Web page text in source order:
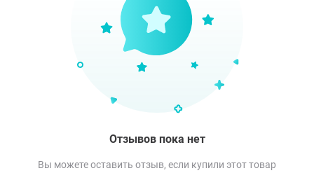
Отзывов пока нет
Вы можете оставить отзыв, если купили этот товар